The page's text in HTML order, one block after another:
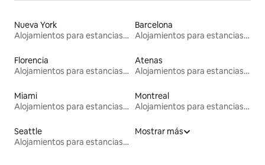
Nueva York
Alojamientos para estancias largas
Barcelona
Alojamientos para estancias largas
Florencia
Alojamientos para estancias largas
Atenas
Alojamientos para estancias largas
Miami
Alojamientos para estancias largas
Montreal
Alojamientos para estancias largas
Seattle
Alojamientos para estancias largas
Mostrar más